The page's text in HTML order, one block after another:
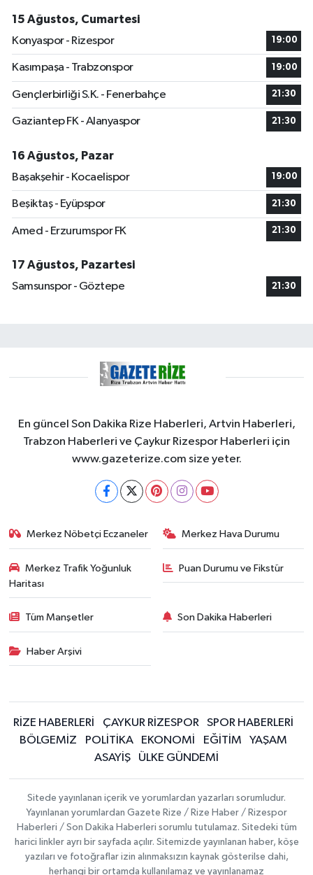
15 Ağustos, Cumartesi
Konyaspor - Rizespor
19:00
Kasımpaşa - Trabzonspor 19:00
Gençlerbirliği S.K. - Fenerbahçe 21:30
Gaziantep FK - Alanyaspor 21:30
16 Ağustos, Pazar
Başakşehir - Kocaelispor
19:00
Beşiktaş - Eyüpspor 21:30
Amed - Erzurumspor FK 21:30
17 Ağustos, Pazartesi
Samsunspor - Göztepe
21:30
En güncel Son Dakika Rize Haberleri, Artvin Haberleri,
Trabzon Haberleri ve Çaykur Rizespor Haberleri için
www.gazeterize.com size yeter.
Merkez Nöbetçi Eczaneler Merkez Hava Durumu
Merkez Trafik Yoğunluk
Haritası
Puan Durumu ve Fikstür
Tüm Manşetler Son Dakika Haberleri
Haber Arşivi
RİZE HABERLERİ ÇAYKUR RİZESPOR
SPOR HABERLERİ
BÖLGEMİZ
POLİTİKA EKONOMİ EĞİTİM
YAŞAM
ASAYİŞ
ÜLKE GÜNDEMİ
Sitede yayınlanan içerik ve yorumlardan yazarları sorumludur.
Yayınlanan yorumlardan Gazete Rize / Rize Haber / Rizespor
Haberleri / Son Dakika Haberleri sorumlu tutulamaz. Sitedeki tüm
harici linkler ayrı bir sayfada açılır. Sitemizde yayınlanan haber, köşe
yazıları ve fotoğraflar izin alınmaksızın kaynak gösterilse dahi,
herhangi bir ortamda kullanılamaz ve yayınlanamaz